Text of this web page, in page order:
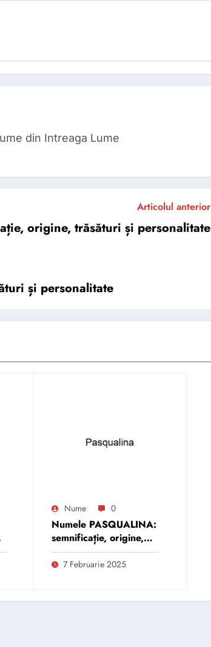
din Intreaga Lume
Articolul anterior
origine, trăsături și personalitate
și personalitate
Nume 0
Numele PASQUALINA:
semnificație, origine,
trăsături și
personalitate
7 Februarie 2025